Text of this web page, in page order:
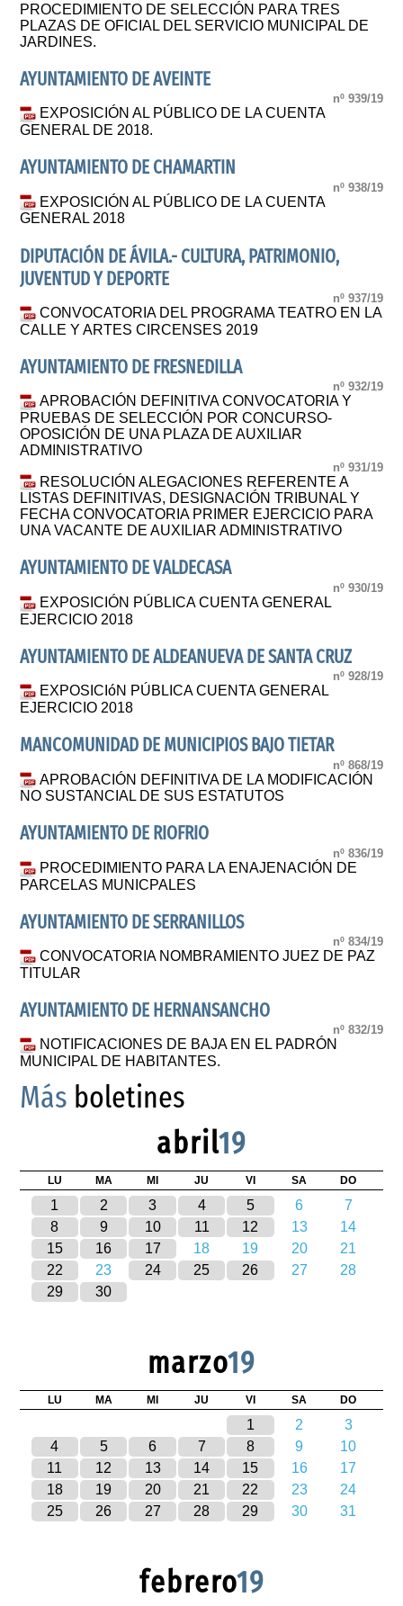
PROCEDIMIENTO DE SELECCIÓN PARA TRES
PLAZAS DE OFICIAL DEL SERVICIO MUNICIPAL DE
JARDINES.
AYUNTAMIENTO DE AVEINTE
nº 939/19
EXPOSICIÓN AL PÚBLICO DE LA CUENTA
GENERAL DE 2018.
AYUNTAMIENTO DE CHAMARTIN
nº 938/19
EXPOSICIÓN AL PÚBLICO DE LA CUENTA
GENERAL 2018
DIPUTACIÓN DE ÁVILA.- CULTURA, PATRIMONIO,
JUVENTUD Y DEPORTE
nº 937/19
CONVOCATORIA DEL PROGRAMA TEATRO EN LA
CALLE Y ARTES CIRCENSES 2019
AYUNTAMIENTO DE FRESNEDILLA
nº 932/19
APROBACIÓN DEFINITIVA CONVOCATORIA Y
PRUEBAS DE SELECCIÓN POR CONCURSO-
OPOSICIÓN DE UNA PLAZA DE AUXILIAR
ADMINISTRATIVO
nº 931/19
RESOLUCIÓN ALEGACIONES REFERENTE A
LISTAS DEFINITIVAS, DESIGNACIÓN TRIBUNAL Y
FECHA CONVOCATORIA PRIMER EJERCICIO PARA
UNA VACANTE DE AUXILIAR ADMINISTRATIVO
AYUNTAMIENTO DE VALDECASA
nº 930/19
EXPOSICIÓN PÚBLICA CUENTA GENERAL
EJERCICIO 2018
AYUNTAMIENTO DE ALDEANUEVA DE SANTA CRUZ
nº 928/19
EXPOSICIóN PÚBLICA CUENTA GENERAL
EJERCICIO 2018
MANCOMUNIDAD DE MUNICIPIOS BAJO TIETAR
nº 868/19
APROBACIÓN DEFINITIVA DE LA MODIFICACIÓN
NO SUSTANCIAL DE SUS ESTATUTOS
AYUNTAMIENTO DE RIOFRIO
nº 836/19
PROCEDIMIENTO PARA LA ENAJENACIÓN DE
PARCELAS MUNICPALES
AYUNTAMIENTO DE SERRANILLOS
nº 834/19
CONVOCATORIA NOMBRAMIENTO JUEZ DE PAZ
TITULAR
AYUNTAMIENTO DE HERNANSANCHO
nº 832/19
NOTIFICACIONES DE BAJA EN EL PADRÓN
MUNICIPAL DE HABITANTES.
Más boletines
abril19
LU MA MI JU VI SA DO
1 2 3 4 5 6
7
8
9 10 11 12 13
14
15
16 17 18 19 20
21
22
23 24 25 26 27
28
29
30
marzo19
LU MA MI JU VI SA DO
1 2
3
4
5 6 7 8 9
10
11
12 13 14 15 16
17
18
19 20 21 22 23
24
25
26 27 28 29 30 31
febrero19